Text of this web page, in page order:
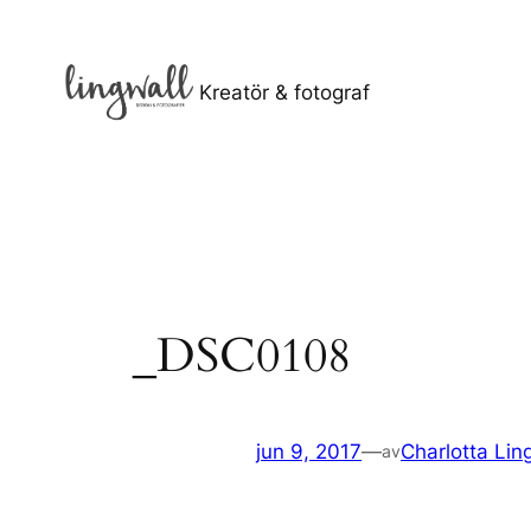
innehåll
Kreatör & fotograf
_DSC0108
jun 9, 2017—avCharlotta